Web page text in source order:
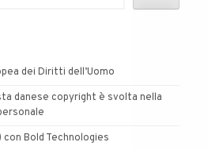
dei Diritti dell’Uomo
danese copyright è svolta nella
con Bold Technologies